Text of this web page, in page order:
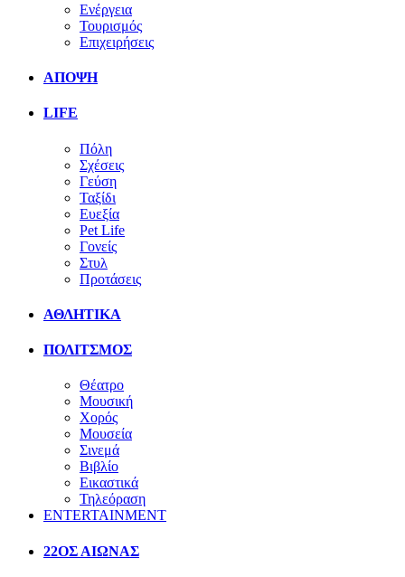
Ενέργεια
Τουρισμός
Επιχειρήσεις
ΑΠΟΨΗ
LIFE
Πόλη
Σχέσεις
Γεύση
Ταξίδι
Ευεξία
Pet Life
Γονείς
Στυλ
Προτάσεις
ΑΘΛΗΤΙΚΑ
ΠΟΛΙΤΣΜΟΣ
Θέατρο
Μουσική
Χορός
Μουσεία
Σινεμά
Βιβλίο
Εικαστικά
Τηλεόραση
ENTERTAINMENT
22ΟΣ ΑΙΩΝΑΣ